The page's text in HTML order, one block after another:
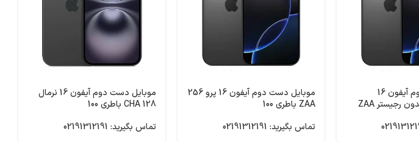
موبایل دست دوم آیفون 16
پرومکس 256 بدون رجیستر ZAA
موبایل دست دوم آیفون 16 پرو 256
ZAA باطری 100
تماس بگیرید: 02191312191
موبایل دست دوم آیفون 16 نرمال
128 CHA باطری 100
تماس بگیرید: 02191312191